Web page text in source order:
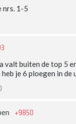
nrs. 1-5
valt buiten de top 5
je 6 ploegen in de
+9850